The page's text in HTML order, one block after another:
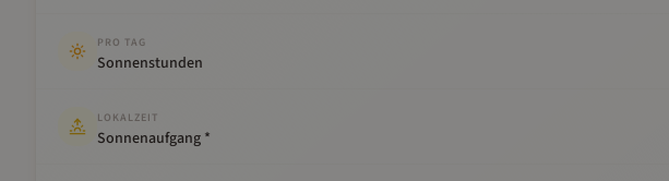
PRO TAG
Sonnenstunden
LOKALZEIT
Sonnenaufgang *